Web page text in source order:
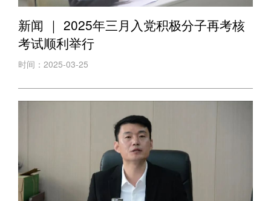
新闻 ｜ 2025年三月入党积极分子再考核
考试顺利举行
时间：2025-03-25